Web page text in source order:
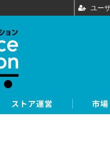
ストア運営 市場
ユー